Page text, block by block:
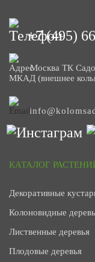
+7 (495)
Москва ТК
МКАД (внешнее
КАТАЛОГ
Декоративные
Колоновидные
Лиственные деревья
Плодовые деревья